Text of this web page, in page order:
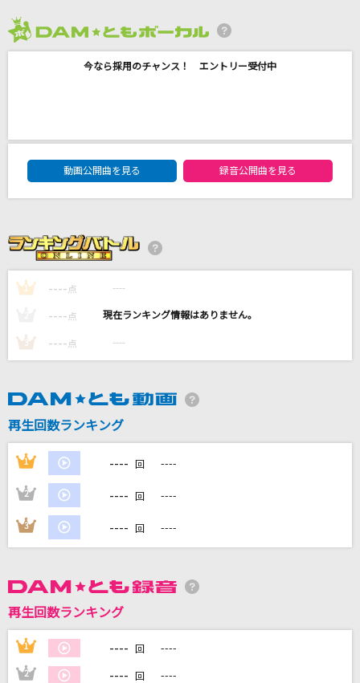
ー]
Queen
[生音]奥飛騨慕情
Ado
ロードオブメジャー
BUMP OF CHICKEN
IRIS OUT
米津玄師
DAMの新曲・ランキングなど
DAMに会員登録・ログインして
カラオケをもっと楽しもう！
今なら採用のチャンス！ エントリー受付中
DAM★ともボーカルエントリーランキング
動画公開曲を見る
録音公開曲を見る
1 ---- 点 ----
---- 点 ----
3 ---- 点 ----
再生回数ランキング
1 ---- 回 ----
2 ---- 回 ----
3 ---- 回 ----
再生回数ランキング
1 ---- 回 ----
2 ---- 回 ----